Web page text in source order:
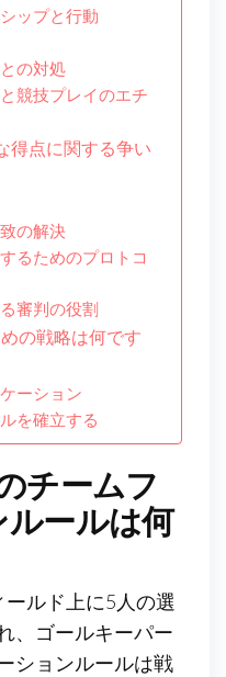
ップと行動
の対処
競技プレイのエチ
得点に関する争い
の解決
るためのプロトコ
審判の役割
の戦略は何です
ーション
を確立する
チームフ
ルールは何
ルド上に5人の選
、ゴールキーパー
ションルールは戦